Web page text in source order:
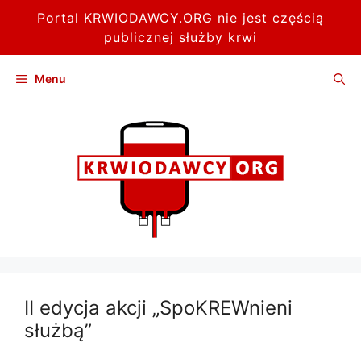
Portal KRWIODAWCY.ORG nie jest częścią
publicznej służby krwi
Menu
II edycja akcji „SpoKREWnieni
służbą”